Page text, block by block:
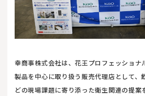
幸商事株式会社は、花王プロフェッショナ
製品を中心に取り扱う販売代理店として、
どの現場課題に寄り添った衛生関連の提案